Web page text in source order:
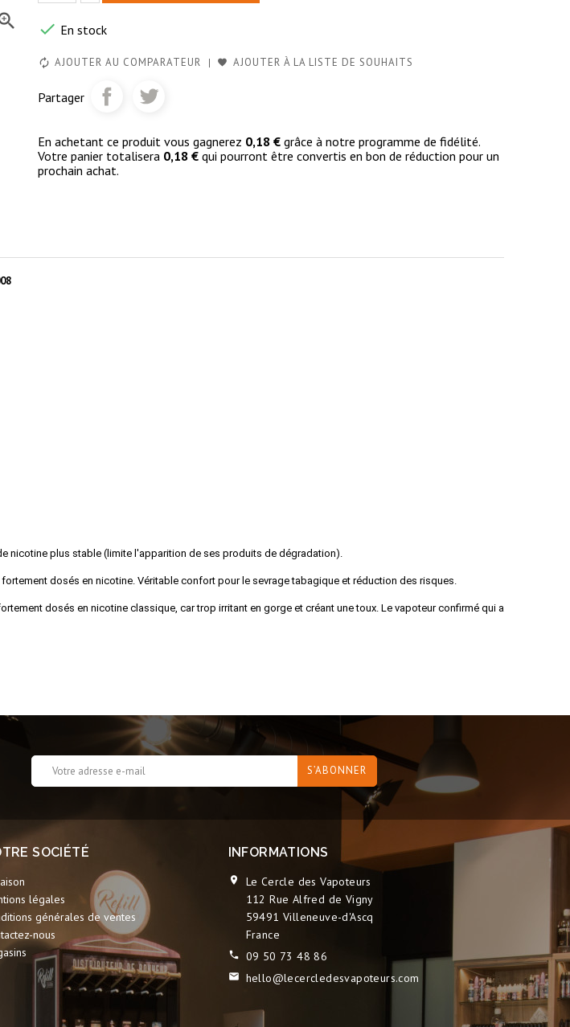
 En stock
AJOUTER AU COMPARATEUR AJOUTER À LA LISTE DE SOUHAITS
Partager
En achetant ce produit vous gagnerez 0,18 € grâce à notre programme de fidélité.
Votre panier totalisera 0,18 € qui pourront être convertis en bon de réduction pour un
prochain achat.
nicotine plus stable (limite l'apparition de ses produits de dégradation).
dosés en nicotine. Véritable confort pour le sevrage tabagique et réduction des risques.
dosés en nicotine classique, car trop irritant en gorge et créant une toux. Le vapoteur confirmé qui a
SOCIÉTÉ
légales
générales de ventes
nous
INFORMATIONS

Le Cercle des Vapoteurs
112 Rue Alfred de Vigny
59491 Villeneuve-d'Ascq
France
 09 50 73 48 86
 hello@lecercledesvapoteurs.com